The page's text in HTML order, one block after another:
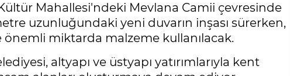
Mahallesi'ndeki Mevlana Camii çevresinde
uzunluğundaki yeni duvarın inşası sürerken,
önemli miktarda malzeme kullanılacak.
altyapı ve üstyapı yatırımlarıyla kent